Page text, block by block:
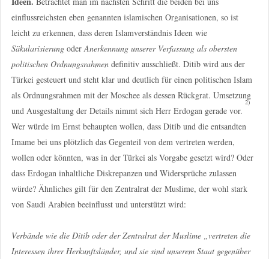
einflussreichsten eben genannten islamischen Organisationen, so ist
leicht zu erkennen, dass deren Islamverständnis Ideen wie
Säkularisierungoder Anerkennung unserer Verfassung als obersten
politischen Ordnungsrahmendefinitiv ausschließt. Ditib wird aus der
Türkei gesteuert und steht klar und deutlich für einen politischen Islam
als Ordnungsrahmen mit der Moschee als dessen Rückgrat. Umsetzung
und Ausgestaltung der Details nimmt sich Herr Erdogan gerade vor.
2)
Wer würde im Ernst behaupten wollen, dass Ditib und die entsandten
Imame bei uns plötzlich das Gegenteil von dem vertreten werden,
wollen oder könnten, was in der Türkei als Vorgabe gesetzt wird? Oder
dass Erdogan inhaltliche Diskrepanzen und Widersprüche zulassen
würde? Ähnliches gilt für den Zentralrat der Muslime, der wohl stark
von Saudi Arabien beeinflusst und unterstützt wird:
Verbände wie die Ditib oder der Zentralrat der Muslime „vertreten die
Interessen ihrer Herkunftsländer, und sie sind unserem Staat gegenüber